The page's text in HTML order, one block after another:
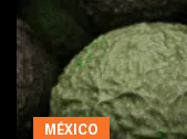
MÉXICO